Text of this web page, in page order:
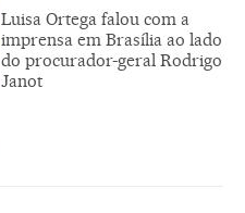
Luisa Ortega falou com a
imprensa em Brasília ao lado
do procurador-geral Rodrigo
Janot